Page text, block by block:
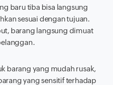
baru tiba bisa langsung
sesuai dengan tujuan.
barang langsung dimuat
barang yang mudah rusak,
yang sensitif terhadap